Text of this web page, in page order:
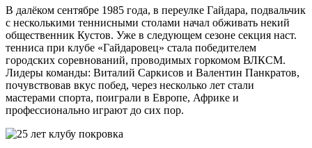
В далёком сентябре 1985 года, в переулке Гайдара, подвальчик
с несколькими теннисными столами начал обживать некий
общественник Кустов. Уже в следующем сезоне секция наст.
тенниса при клубе «Гайдаровец» стала победителем
городских соревнований, проводимых горкомом ВЛКСМ.
Лидеры команды: Виталий Саркисов и Валентин Панкратов,
почувствовав вкус побед, через несколько лет стали
мастерами спорта, поиграли в Европе, Африке и
профессионально играют до сих пор.